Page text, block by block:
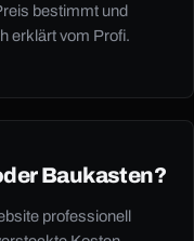
bestimmt und
erklärt vom Profi.
Baukasten?
professionell